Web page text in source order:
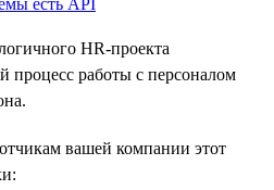
HR-проекта
процесс работы с персоналом
вашей компании этот